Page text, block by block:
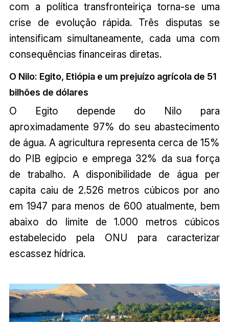
com a política transfronteiriça torna-se uma
crise de evolução rápida. Três disputas se
intensificam simultaneamente, cada uma com
consequências financeiras diretas.
O Nilo: Egito, Etiópia e um prejuízo agrícola de 51
bilhões de dólares
O Egito depende do Nilo para
aproximadamente 97% do seu abastecimento
de água. A agricultura representa cerca de 15%
do PIB egípcio e emprega 32% da sua força
de trabalho. A disponibilidade de água per
capita caiu de 2.526 metros cúbicos por ano
em 1947 para menos de 600 atualmente, bem
abaixo do limite de 1.000 metros cúbicos
estabelecido pela ONU para caracterizar
escassez hídrica.